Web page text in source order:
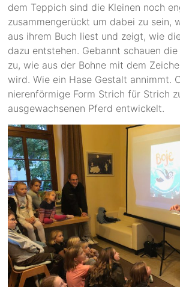
dem Teppich sind die Kleinen noch
zusammengerückt um dabei zu sein,
aus ihrem Buch liest und zeigt, wie
dazu entstehen. Gebannt schauen
zu, wie aus der Bohne mit dem
wird. Wie ein Hase Gestalt annimmt.
nierenförmige Form Strich für Strich
ausgewachsenen Pferd entwickelt.